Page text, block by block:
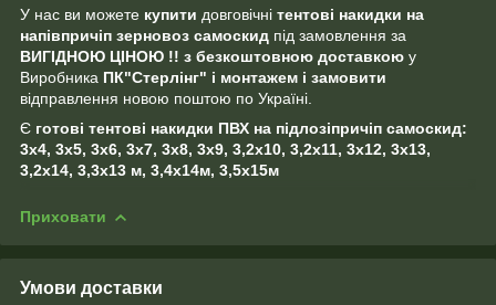
У нас ви можете купити довговічні тентові накидки на
напівпричіп зерновоз самоскид під замовлення за
ВИГІДНОЮ ЦІНОЮ !! з безкоштовною доставкою у
Виробника ПК"Стерлінг" і монтажем і замовити
відправлення новою поштою по Україні.
Є готові тентові накидки ПВХ на підлозіпричіп самоскид:
3х4, 3х5, 3х6, 3х7, 3х8, 3х9, 3,2х10, 3,2х11, 3х12, 3х13,
3,2х14, 3,3х13 м, 3,4х14м, 3,5х15м
Приховати
Умови доставки